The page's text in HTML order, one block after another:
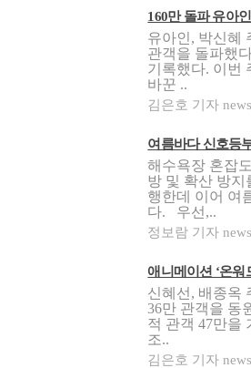
160만 돌파 유아
유아인, 박신혜
관객을 돌파했
기록했다. 이번
바꾼 ..
김은호 기자
여름바다 신호등
해수욕장 혼잡
방 및 확산 방지
행한데 이어 여
다. 우선,..
정보람 기자
애니메이션 ‘온워
신혜선, 배종옥
36만 관객을 동
적 관객 47만을
조..
김은호 기자